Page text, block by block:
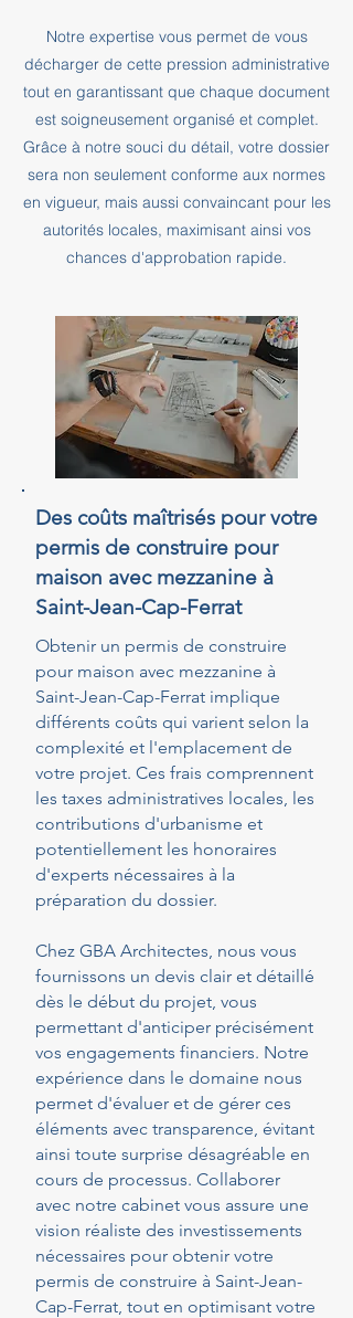
Notre expertise vous permet de vous
décharger de cette pression administrative
tout en garantissant que chaque document
est soigneusement organisé et complet.
Grâce à notre souci du détail, votre dossier
sera non seulement conforme aux normes
en vigueur, mais aussi convaincant pour les
autorités locales, maximisant ainsi vos
chances d'approbation rapide.
Des coûts maîtrisés pour votre
permis de construire pour
maison avec mezzanine à
Saint-Jean-Cap-Ferrat
Obtenir un permis de construire
pour maison avec mezzanine à
Saint-Jean-Cap-Ferrat implique
différents coûts qui varient selon la
complexité et l'emplacement de
votre projet. Ces frais comprennent
les taxes administratives locales, les
contributions d'urbanisme et
potentiellement les honoraires
d'experts nécessaires à la
préparation du dossier.
Chez GBA Architectes, nous vous
fournissons un devis clair et détaillé
dès le début du projet, vous
permettant d'anticiper précisément
vos engagements financiers. Notre
expérience dans le domaine nous
permet d'évaluer et de gérer ces
éléments avec transparence, évitant
ainsi toute surprise désagréable en
cours de processus. Collaborer
avec notre cabinet vous assure une
vision réaliste des investissements
nécessaires pour obtenir votre
permis de construire à Saint-Jean-
Cap-Ferrat, tout en optimisant votre